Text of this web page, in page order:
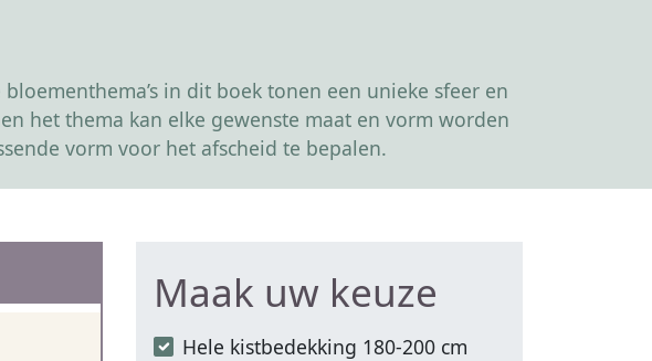
in dit boek tonen een unieke sfeer en
het thema kan elke gewenste maat en vorm worden
vorm voor het afscheid te bepalen.
Maak uw keuze
Hele kistbedekking 180-200 cm